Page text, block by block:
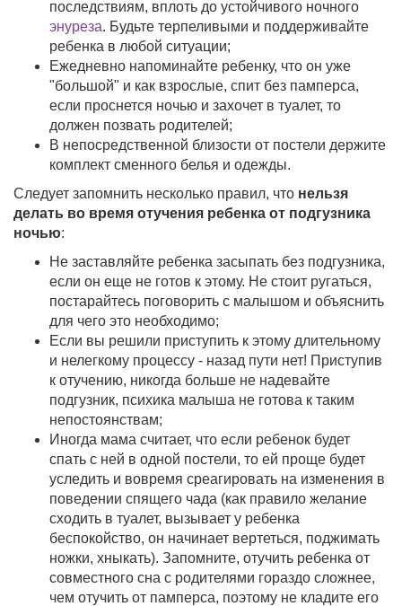
последствиям, вплоть до устойчивого ночного
энуреза. Будьте терпеливыми и поддерживайте
ребенка в любой ситуации;
Ежедневно напоминайте ребенку, что он уже
"большой" и как взрослые, спит без памперса,
если проснется ночью и захочет в туалет, то
должен позвать родителей;
В непосредственной близости от постели держите
комплект сменного белья и одежды.
Следует запомнить несколько правил, что нельзя
делать во время отучения ребенка от подгузника
ночью:
Не заставляйте ребенка засыпать без подгузника,
если он еще не готов к этому. Не стоит ругаться,
постарайтесь поговорить с малышом и объяснить
для чего это необходимо;
Если вы решили приступить к этому длительному
и нелегкому процессу - назад пути нет! Приступив
к отучению, никогда больше не надевайте
подгузник, психика малыша не готова к таким
непостоянствам;
Иногда мама считает, что если ребенок будет
спать с ней в одной постели, то ей проще будет
уследить и вовремя среагировать на изменения в
поведении спящего чада (как правило желание
сходить в туалет, вызывает у ребенка
беспокойство, он начинает вертеться, поджимать
ножки, хныкать). Запомните, отучить ребенка от
совместного сна с родителями гораздо сложнее,
чем отучить от памперса, поэтому не кладите его